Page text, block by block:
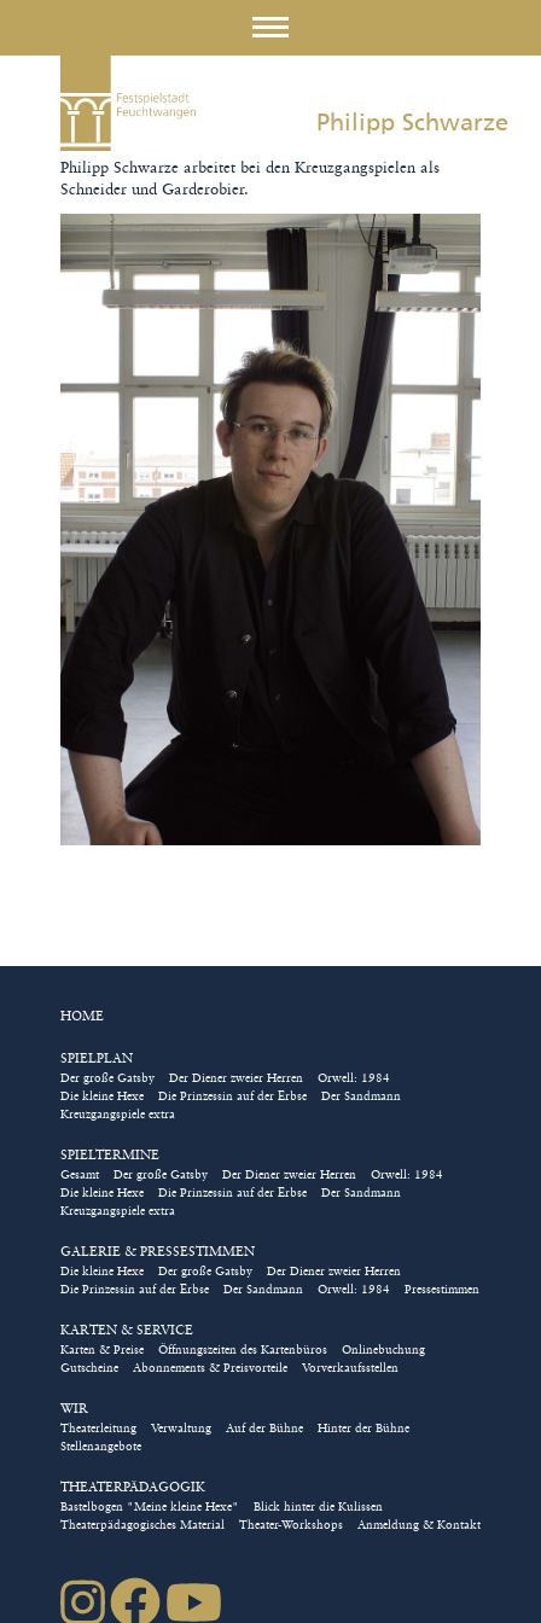
Philipp Schwarze
Philipp Schwarze arbeitet bei den Kreuzgangspielen als
Schneider und Garderobier.
HOME
SPIELPLAN
Der große Gatsby Der Diener zweier Herren
Orwell: 1984
Die kleine Hexe
Die Prinzessin auf der Erbse
Der Sandmann
Kreuzgangspiele extra
SPIELTERMINE
Gesamt Der große Gatsby Der Diener zweier Herren
Orwell: 1984
Die kleine Hexe
Die Prinzessin auf der Erbse
Der Sandmann
Kreuzgangspiele extra
GALERIE & PRESSESTIMMEN
Die kleine Hexe Der große Gatsby
Der Diener zweier Herren
Die Prinzessin auf der Erbse
Der Sandmann Orwell: 1984 Pressestimmen
KARTEN & SERVICE
Karten & Preise Öffnungszeiten des Kartenbüros
Onlinebuchung
Gutscheine
Abonnements & Preisvorteile Vorverkaufsstellen
WIR
Theaterleitung Verwaltung Auf der Bühne
Hinter der Bühne
Stellenangebote
THEATERPÄDAGOGIK
Bastelbogen "Meine kleine Hexe"
Blick hinter die Kulissen
Theaterpädagogisches Material
Theater-Workshops Anmeldung & Kontakt